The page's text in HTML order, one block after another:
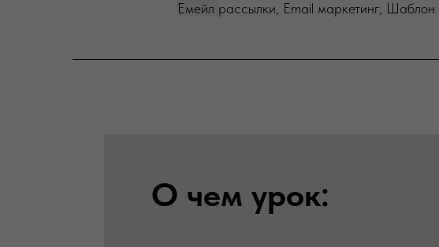
Емейл рассылки, Email маркетинг, Шаблон
О чем урок: